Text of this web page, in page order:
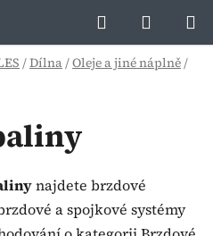
Hledat
KOŠÍK
/Dílna/Oleje a jiné náplně/
najdete brzdové
a spojkové systémy